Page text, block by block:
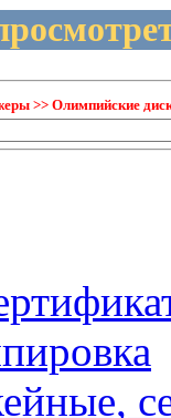
>> Олимпийские